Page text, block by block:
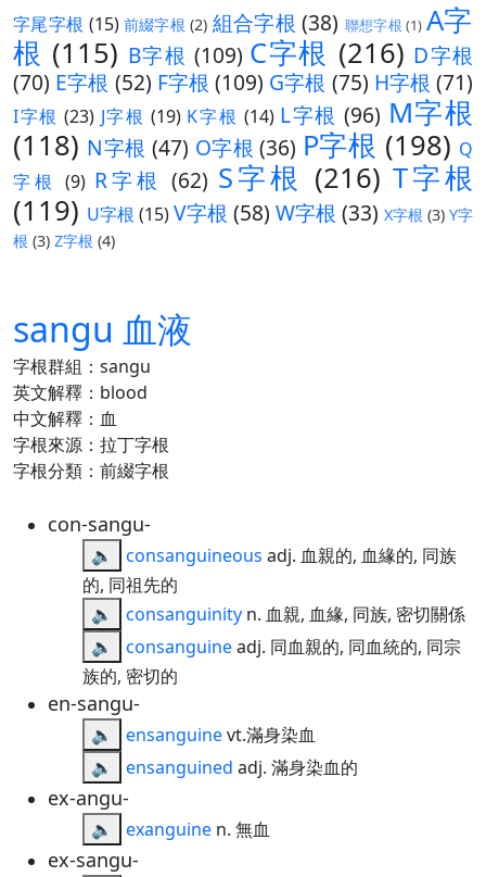
字尾字根 (15) 前綴字根 (2) 組合字根 (38) 聯想字根 (1) A字
根 (115) B字根 (109) C字根 (216) D字根
(70) E字根 (52) F字根 (109) G字根 (75) H字根 (71)
I字根 (23) J字根 (19) K字根 (14) L字根 (96) M字根
(118) N字根 (47) O字根 (36) P字根 (198) Q
字根 (9) R字根 (62) S字根 (216) T字根
(119) U字根 (15)V字根 (58) W字根 (33) X字根 (3) Y字
根 (3) Z字根 (4)
sangu 血液
字根群組：sangu
英文解釋：blood
中文解釋：血
字根來源：拉丁字根
字根分類：前綴字根
con-sangu-
🔈 consanguineous adj. 血親的, 血緣的, 同族
的, 同祖先的
🔈
consanguinity n. 血親, 血緣, 同族, 密切關係
🔈
consanguineadj. 同血親的, 同血統的, 同宗
族的, 密切的
en-sangu-
🔈 ensanguinevt.滿身染血
🔈
ensanguined adj. 滿身染血的
ex-angu-
🔈 exanguine n. 無血
ex-sangu-